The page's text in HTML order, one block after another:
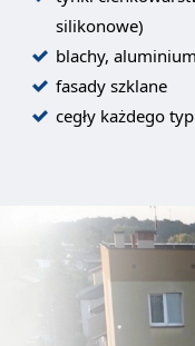
silikonowe)
blachy,
fasady szklane
cegły każdego